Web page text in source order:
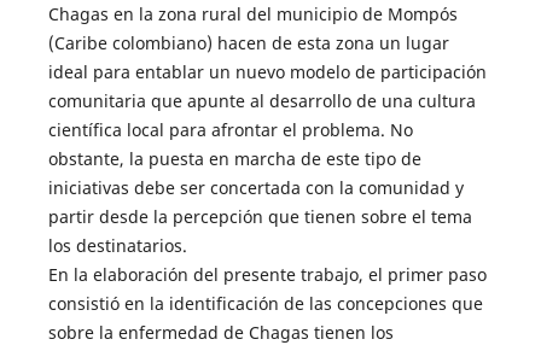
Chagas en la zona rural del municipio de Mompós
(Caribe colombiano) hacen de esta zona un lugar
ideal para entablar un nuevo modelo de participación
comunitaria que apunte al desarrollo de una cultura
científica local para afrontar el problema. No
obstante, la puesta en marcha de este tipo de
iniciativas debe ser concertada con la comunidad y
partir desde la percepción que tienen sobre el tema
los destinatarios.
En la elaboración del presente trabajo, el primer paso
consistió en la identificación de las concepciones que
sobre la enfermedad de Chagas tienen los